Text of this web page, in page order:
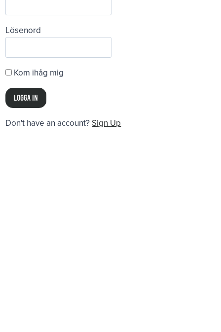
Lösenord
Kom ihåg mig
Don't have an account? Sign Up